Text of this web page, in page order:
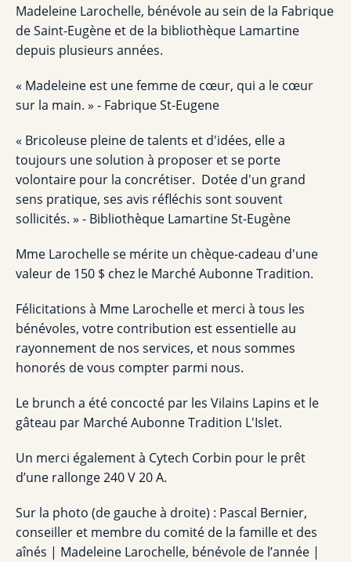
Madeleine Larochelle, bénévole au sein de la Fabrique
de Saint-Eugène et de la bibliothèque Lamartine
depuis plusieurs années.
« Madeleine est une femme de cœur, qui a le cœur
sur la main. » - Fabrique St-Eugene
« Bricoleuse pleine de talents et d'idées, elle a
toujours une solution à proposer et se porte
volontaire pour la concrétiser. Dotée d'un grand
sens pratique, ses avis réfléchis sont souvent
sollicités. » - Bibliothèque Lamartine St-Eugène
Mme Larochelle se mérite un chèque-cadeau d'une
valeur de 150 $ chez le Marché Aubonne Tradition.
Félicitations à Mme Larochelle et merci à tous les
bénévoles, votre contribution est essentielle au
rayonnement de nos services, et nous sommes
honorés de vous compter parmi nous.
Le brunch a été concocté par les Vilains Lapins et le
gâteau par Marché Aubonne Tradition L'Islet.
Un merci également à Cytech Corbin pour le prêt
d’une rallonge 240 V 20 A.
Sur la photo (de gauche à droite) : Pascal Bernier,
conseiller et membre du comité de la famille et des
aînés | Madeleine Larochelle, bénévole de l’année |